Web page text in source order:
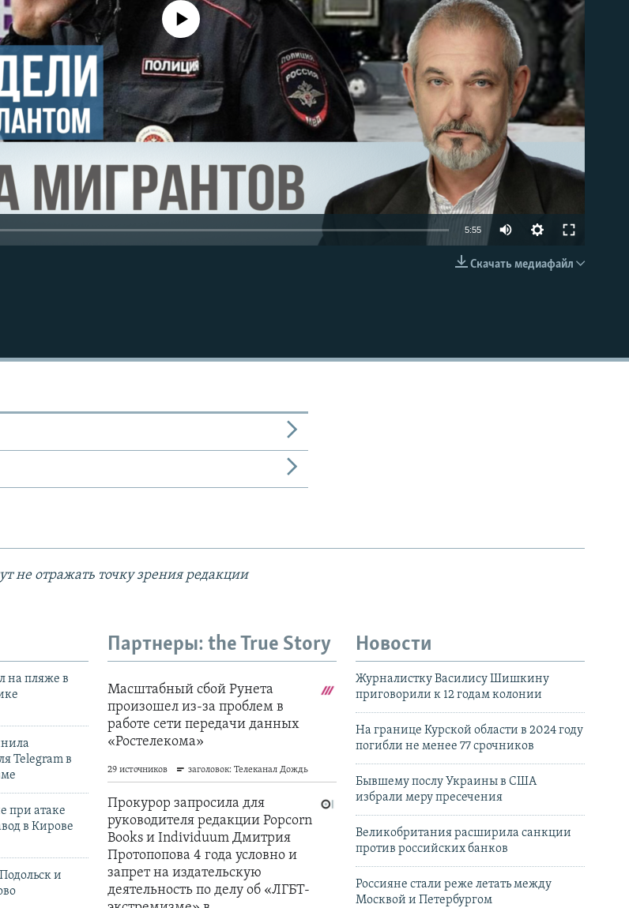
EMBED
240p 360p
720p 1080p
No media source currently available
5:55
1080p
Скачать медиафайл
не отражать точку зрения редакции
на пляже в
Telegram в
при атаке
в Кирове
и
Партнеры: the True Story Новости
Журналистку Василису Шишкину
приговорили к 12 годам колонии
На границе Курской области в 2024 году
погибли не менее 77 срочников
Бывшему послу Украины в США
избрали меру пресечения
Великобритания расширила санкции
против российских банков
Россияне стали реже летать между
Москвой и Петербургом